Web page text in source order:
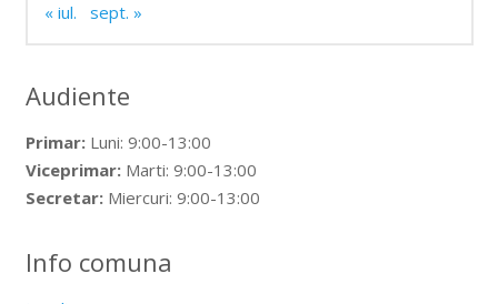
« iul. sept. »
Audiente
Primar:Luni: 9:00-13:00
Viceprimar:Marti: 9:00-13:00
Secretar:Miercuri: 9:00-13:00
Info comuna